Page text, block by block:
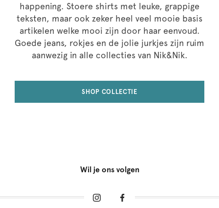
happening. Stoere shirts met leuke, grappige
teksten, maar ook zeker heel veel mooie basis
artikelen welke mooi zijn door haar eenvoud.
Goede jeans, rokjes en de jolie jurkjes zijn ruim
aanwezig in alle collecties van Nik&Nik.
SHOP COLLECTIE
Wil je ons volgen